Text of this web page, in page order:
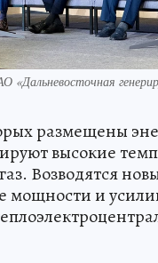
«Дальневосточная
размещены
высокие
Возводятся
мощности и